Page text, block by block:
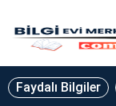
Eğitim
Ekonomi
Faydalı Bilgiler